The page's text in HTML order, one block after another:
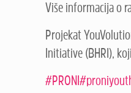
Više informacija o
Projekat
Initiative (BHRI),
#PRONI